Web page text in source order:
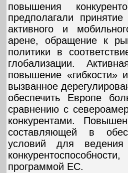
повышения
предполагали
активного и
арене, обращение к
политики в
глобализации.
повышение «гибкости»
вызванное
обеспечить Европе
сравнению с
конкурентами.
составляющей в
условий для
программой ЕС.